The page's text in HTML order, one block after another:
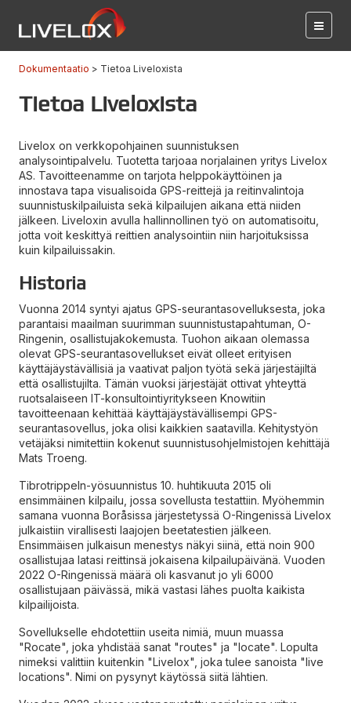
Dokumentaatio Tietoa Liveloxista
Tietoa Liveloxista
Livelox on verkkopohjainen suunnistuksen
analysointipalvelu. Tuotetta tarjoaa norjalainen yritys Livelox
AS. Tavoitteenamme on tarjota helppokäyttöinen ja
innostava tapa visualisoida GPS-reittejä ja reitinvalintoja
suunnistuskilpailuista sekä kilpailujen aikana että niiden
jälkeen. Liveloxin avulla hallinnollinen työ on automatisoitu,
jotta voit keskittyä reittien analysointiin niin harjoituksissa
kuin kilpailuissakin.
Historia
Vuonna 2014 syntyi ajatus GPS-seurantasovelluksesta, joka
parantaisi maailman suurimman suunnistustapahtuman, O-
Ringenin, osallistujakokemusta. Tuohon aikaan olemassa
olevat GPS-seurantasovellukset eivät olleet erityisen
käyttäjäystävällisiä ja vaativat paljon työtä sekä järjestäjiltä
että osallistujilta. Tämän vuoksi järjestäjät ottivat yhteyttä
ruotsalaiseen IT-konsultointiyritykseen Knowitiin
tavoitteenaan kehittää käyttäjäystävällisempi GPS-
seurantasovellus, joka olisi kaikkien saatavilla. Kehitystyön
vetäjäksi nimitettiin kokenut suunnistusohjelmistojen kehittäjä
Mats Troeng.
Tibrotrippeln-yösuunnistus 10. huhtikuuta 2015 oli
ensimmäinen kilpailu, jossa sovellusta testattiin. Myöhemmin
samana vuonna Boråsissa järjestetyssä O-Ringenissä Livelox
julkaistiin virallisesti laajojen beetatestien jälkeen.
Ensimmäisen julkaisun menestys näkyi siinä, että noin 900
osallistujaa latasi reittinsä jokaisena kilpailupäivänä. Vuoden
2022 O-Ringenissä määrä oli kasvanut jo yli 6000
osallistujaan päivässä, mikä vastasi lähes puolta kaikista
kilpailijoista.
Sovellukselle ehdotettiin useita nimiä, muun muassa
"Rocate", joka yhdistää sanat "routes" ja "locate". Lopulta
nimeksi valittiin kuitenkin "Livelox", joka tulee sanoista "live
locations". Nimi on pysynyt käytössä siitä lähtien.